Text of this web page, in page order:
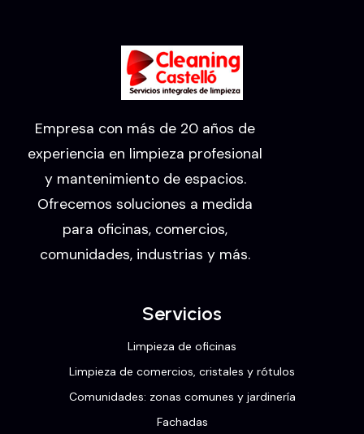
Empresa con más de 20 años de
experiencia en limpieza profesional
y mantenimiento de espacios.
Ofrecemos soluciones a medida
para oficinas, comercios,
comunidades, industrias y más.
Servicios
Limpieza de oficinas
Limpieza de comercios, cristales y rótulos
Comunidades: zonas comunes y jardinería
Fachadas